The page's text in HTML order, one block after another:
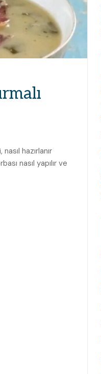
hazırlanır
nasıl yapılır ve